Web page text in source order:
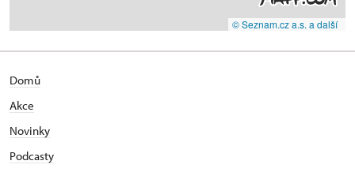
© Seznam.cz a.s. a další
Domů
Akce
Novinky
Podcasty